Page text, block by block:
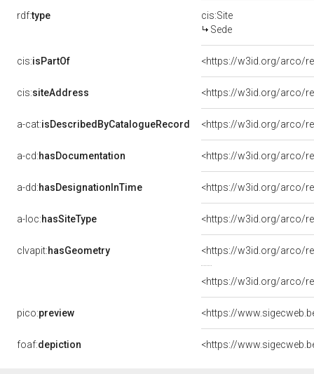
rdf:type
cis:Site
Sede
cis:isPartOf <https://w3id.org/arco/
cis:siteAddress <https://w3id.org/arco/
a-cat:isDescribedByCatalogueRecord <https://w3id.org/arco/
a-cd:hasDocumentation
a-dd:hasDesignationInTime <https://w3id.org/arco/
a-loc:hasSiteType <https://w3id.org/arco/
clvapit:hasGeometry <https://w3id.org/arco/
<https://w3id.org/arco/
pico:preview
foaf:depiction